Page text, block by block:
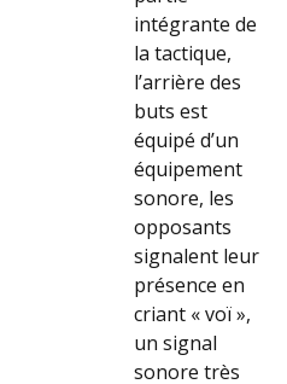
intégrante de
la tactique,
l’arrière des
buts est
équipé d’un
équipement
sonore, les
opposants
signalent leur
présence en
criant « voï »,
un signal
sonore très